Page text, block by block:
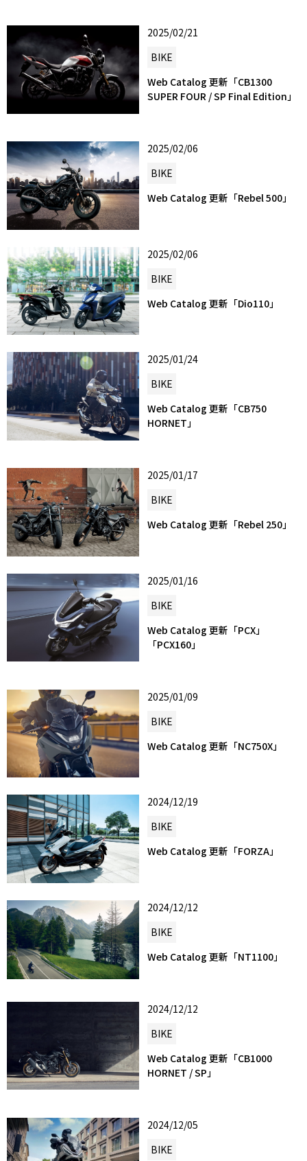
2025/02/21
BIKE
Web Catalog 更新「CB1300
SUPER FOUR / SP Final Edition」
2025/02/06
BIKE
Web Catalog 更新「Rebel 500」
2025/02/06
BIKE
Web Catalog 更新「Dio110」
2025/01/24
BIKE
Web Catalog 更新「CB750
HORNET」
2025/01/17
BIKE
Web Catalog 更新「Rebel 250」
2025/01/16
BIKE
Web Catalog 更新「PCX」
「PCX160」
2025/01/09
BIKE
Web Catalog 更新「NC750X」
2024/12/19
BIKE
Web Catalog 更新「FORZA」
2024/12/12
BIKE
Web Catalog 更新「NT1100」
2024/12/12
BIKE
Web Catalog 更新「CB1000
HORNET / SP」
2024/12/05
BIKE